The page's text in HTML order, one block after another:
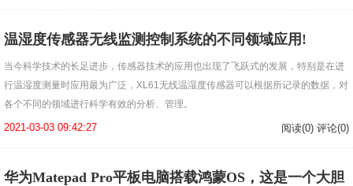
温湿度传感器无线监测控制系统的不同领域应用!
当今科学技术的长足进步，传感器技术的应用也出现了飞跃式的发展，特别是在进
行温湿度测量时应用最为广泛，XL61无线温湿度传感器可以根据所记录的数据，对
各个不同的领域进行科学有效的分析、管理。
2021-03-03 09:42:27 阅读(0) 评论(0)
华为Matepad Pro平板电脑搭载鸿蒙OS，这是一个大胆